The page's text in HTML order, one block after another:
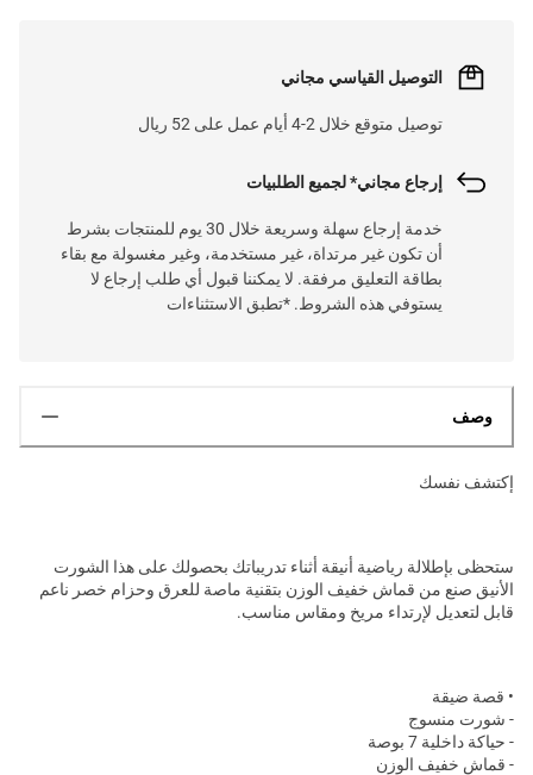
التوصيل القياسي مجاني
توصيل متوقع خلال 2-4 أيام عمل على 52 ريال
إرجاع مجاني* لجميع الطلبيات
خدمة إرجاع سهلة وسريعة خلال 30 يوم للمنتجات بشرط
أن تكون غير مرتداة، غير مستخدمة، وغير مغسولة مع بقاء
بطاقة التعليق مرفقة. لا يمكننا قبول أي طلب إرجاع لا
يستوفي هذه الشروط. *تطبق الاستثناءات
وصف
إكتشف نفسك
ستحظى بإطلالة رياضية أنيقة أثناء تدريباتك بحصولك على هذا الشورت
الأنيق صنع من قماش خفيف الوزن بتقنية ماصة للعرق وحزام خصر ناعم
قابل لتعديل لإرتداء مريخ ومقاس مناسب.
• قصة ضيقة
- شورت منسوج
- حياكة داخلية 7 بوصة
- قماش خفيف الوزن